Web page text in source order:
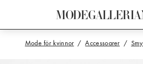
MODEGALLERIA
Mode för kvinnor Accessoarer